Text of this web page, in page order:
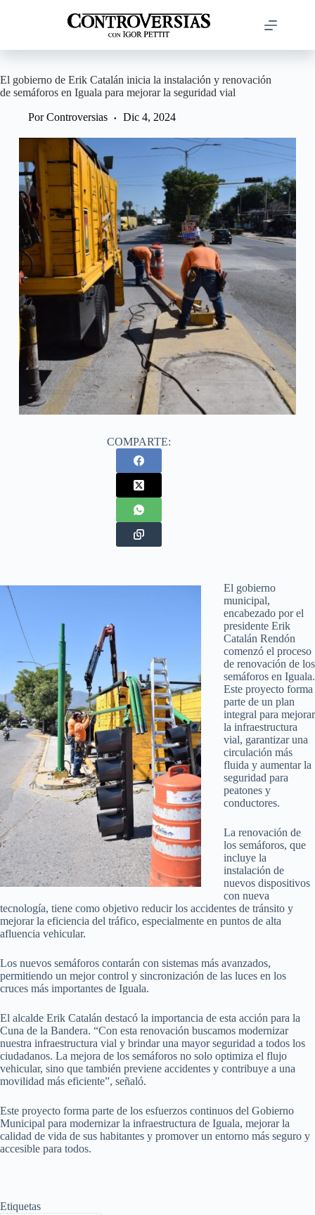
El gobierno de Erik Catalán inicia la instalación y renovación
de semáforos en Iguala para mejorar la seguridad vial
Por Controversias Dic 4, 2024
COMPARTE:
El gobierno
municipal,
encabezado por el
presidente Erik
Catalán Rendón
comenzó el proceso
de renovación de los
semáforos en Iguala.
Este proyecto forma
parte de un plan
integral para mejorar
la infraestructura
vial, garantizar una
circulación más
fluida y aumentar la
seguridad para
peatones y
conductores.
La renovación de
los semáforos, que
incluye la
instalación de
nuevos dispositivos
con nueva
tecnología, tiene como objetivo reducir los accidentes de tránsito y
mejorar la eficiencia del tráfico, especialmente en puntos de alta
afluencia vehicular.
Los nuevos semáforos contarán con sistemas más avanzados,
permitiendo un mejor control y sincronización de las luces en los
cruces más importantes de Iguala.
El alcalde Erik Catalán destacó la importancia de esta acción para la
Cuna de la Bandera. “Con esta renovación buscamos modernizar
nuestra infraestructura vial y brindar una mayor seguridad a todos los
ciudadanos. La mejora de los semáforos no solo optimiza el flujo
vehicular, sino que también previene accidentes y contribuye a una
movilidad más eficiente”, señaló.
Este proyecto forma parte de los esfuerzos continuos del Gobierno
Municipal para modernizar la infraestructura de Iguala, mejorar la
calidad de vida de sus habitantes y promover un entorno más seguro y
accesible para todos.
Etiquetas